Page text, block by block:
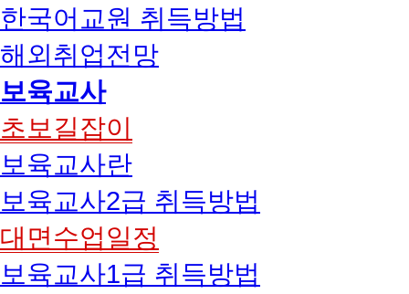
한국어교원 취득방법
해외취업전망
보육교사
초보길잡이
보육교사란
보육교사2급 취득방법
대면수업일정
보육교사1급 취득방법